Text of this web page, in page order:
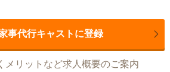
事代行キャストに登録
メリットなど求人概要のご案内